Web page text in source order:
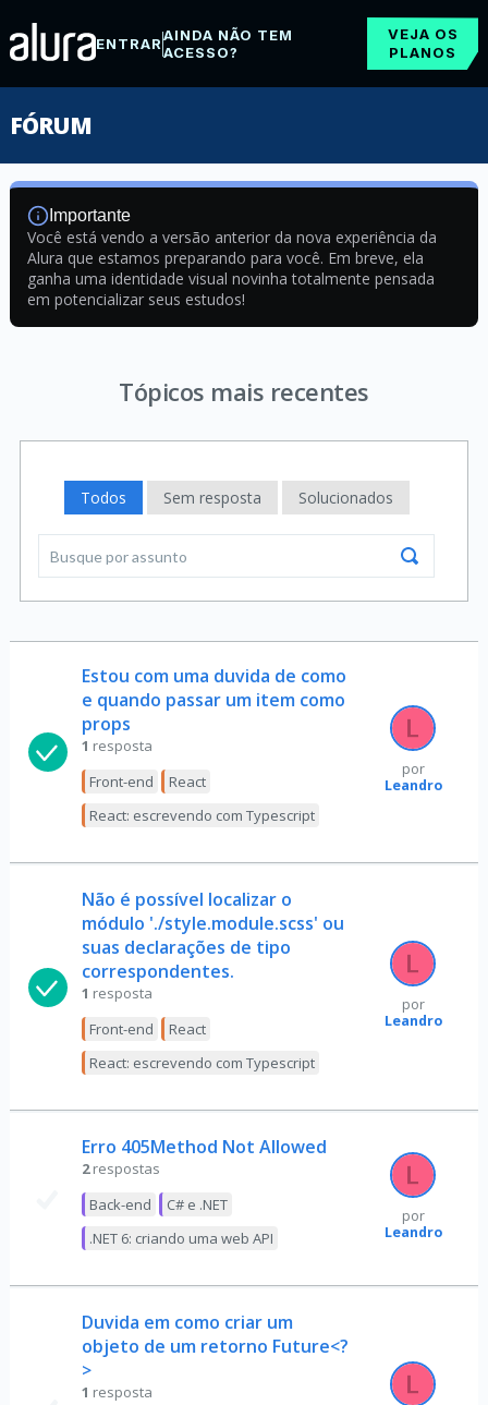
ENTRARAINDA NÃO TEM
ACESSO?
VEJA OS
PLANOS
FÓRUM
Importante
Você está vendo a versão anterior da nova experiência da
Alura que estamos preparando para você. Em breve, ela
ganha uma identidade visual novinha totalmente pensada
em potencializar seus estudos!
Tópicos mais recentes
Todos Sem resposta Solucionados
Estou com uma duvida de como
e quando passar um item como
props
1 resposta
Front-end
React
React: escrevendo com Typescript
por
Leandro
Não é possível localizar o
módulo './style.module.scss' ou
suas declarações de tipo
correspondentes.
1 resposta
Front-end
React
React: escrevendo com Typescript
por
Leandro
Erro 405Method Not Allowed
2 respostas
Back-end
C# e .NET
.NET 6: criando uma web API
por
Leandro
Duvida em como criar um
objeto de um retorno Future<?
>
1 resposta